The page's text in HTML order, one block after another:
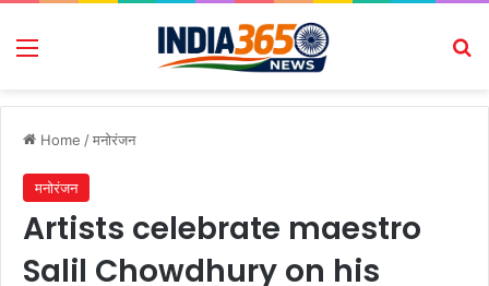
Menu
Home /मनोरंजन
मनोरंजन
Artists celebrate maestro
Salil Chowdhury on his